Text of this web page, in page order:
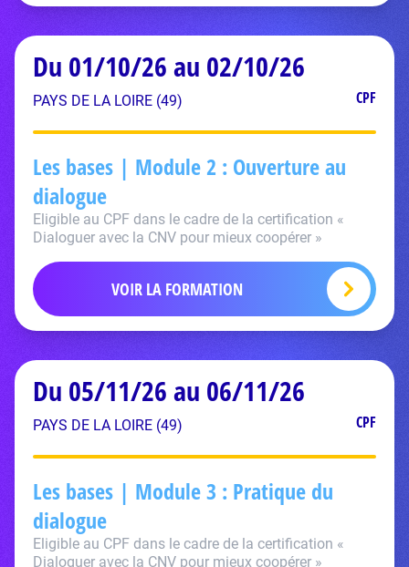
Du 01/10/26 au 02/10/26
PAYS DE LA LOIRE (49) CPF
Les bases | Module 2 : Ouverture au
dialogue
Eligible au CPF dans le cadre de la certification «
Dialoguer avec la CNV pour mieux coopérer »
VOIR LA FORMATION
Du 05/11/26 au 06/11/26
PAYS DE LA LOIRE (49) CPF
Les bases | Module 3 : Pratique du
dialogue
Eligible au CPF dans le cadre de la certification «
Dialoguer avec la CNV pour mieux coopérer »